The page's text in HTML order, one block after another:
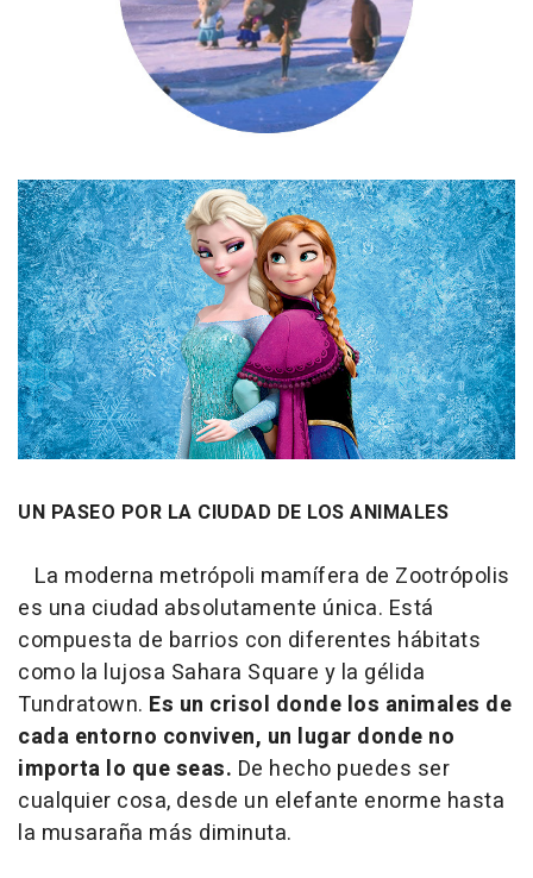
UN PASEO POR LA CIUDAD DE LOS ANIMALES
La moderna metrópoli mamífera de Zootrópolis
es una ciudad absolutamente única. Está
compuesta de barrios con diferentes hábitats
como la lujosa Sahara Square y la gélida
Tundratown. Es un crisol donde los animales de
cada entorno conviven, un lugar donde no
importa lo que seas. De hecho puedes ser
cualquier cosa, desde un elefante enorme hasta
la musaraña más diminuta.